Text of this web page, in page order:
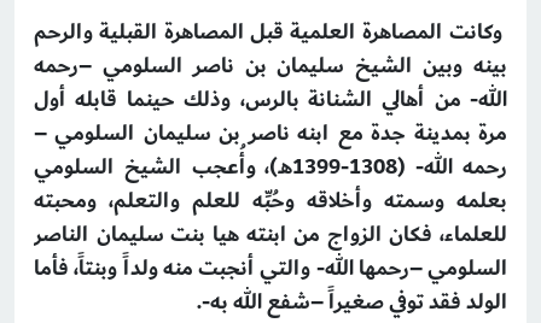
وكانت المصاهرة العلمية قبل المصاهرة القبلية والرحم
بينه وبين الشيخ سليمان بن ناصر السلومي –رحمه
الله- من أهالي الشنانة بالرس، وذلك حينما قابله أول
مرة بمدينة جدة مع ابنه ناصر بن سليمان السلومي –
رحمه الله- (1308-1399هـ)، وأُعجب الشيخ السلومي
بعلمه وسمته وأخلاقه وحُبِّه للعلم والتعلم، ومحبته
للعلماء، فكان الزواج من ابنته هيا بنت سليمان الناصر
السلومي –رحمها الله- والتي أنجبت منه ولداً وبنتاً، فأما
الولد فقد توفي صغيراً –شفع الله به-.